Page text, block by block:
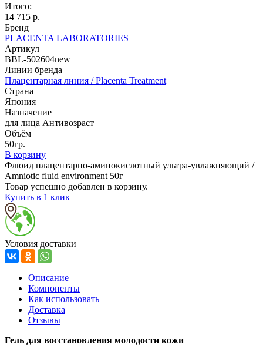
Итого:
14 715 р.
Бренд
PLACENTA LABORATORIES
Артикул
BBL-502604new
Линии бренда
Плацентарная линия / Placenta Treatment
Страна
Япония
Назначение
для лица Антивозраст
Объём
50гр.
В корзину
Флюид плацентарно-аминокислотный ультра-увлажняющий /
Amniotic fluid environment 50г
Товар успешно добавлен в корзину.
Купить в 1 клик
Условия доставки
Описание
Компоненты
Как использовать
Доставка
Отзывы
Гель для восстановления молодости кожи